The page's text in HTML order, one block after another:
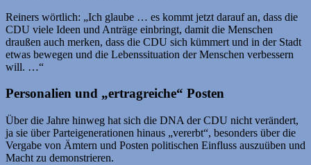
Reiners wörtlich: „Ich glaube … es kommt jetzt darauf an, dass die
CDU viele Ideen und Anträge einbringt, damit die Menschen
draußen auch merken, dass die CDU sich kümmert und in der Stadt
etwas bewegen und die Lebenssituation der Menschen verbessern
will. …“
Personalien und „ertragreiche“ Posten
Über die Jahre hinweg hat sich die DNA der CDU nicht verändert,
ja sie über Parteigenerationen hinaus „vererbt“, besonders über die
Vergabe von Ämtern und Posten politischen Einfluss auszuüben und
Macht zu demonstrieren.